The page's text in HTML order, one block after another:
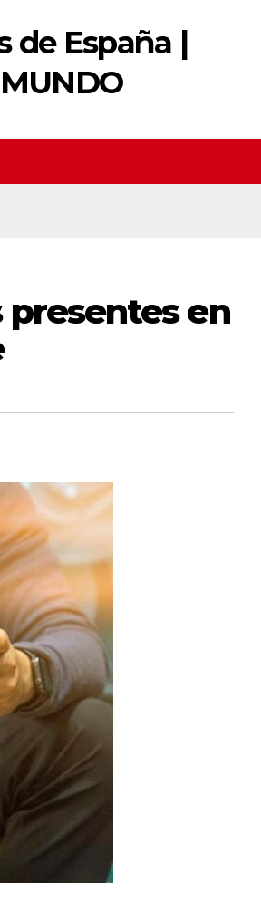
de España |
presentes en